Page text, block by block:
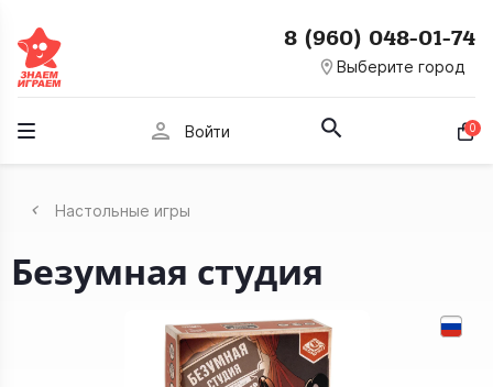
room Выберите город
8 (960) 048-01-74
person Войти 0
Настольные игры
Безумная студия